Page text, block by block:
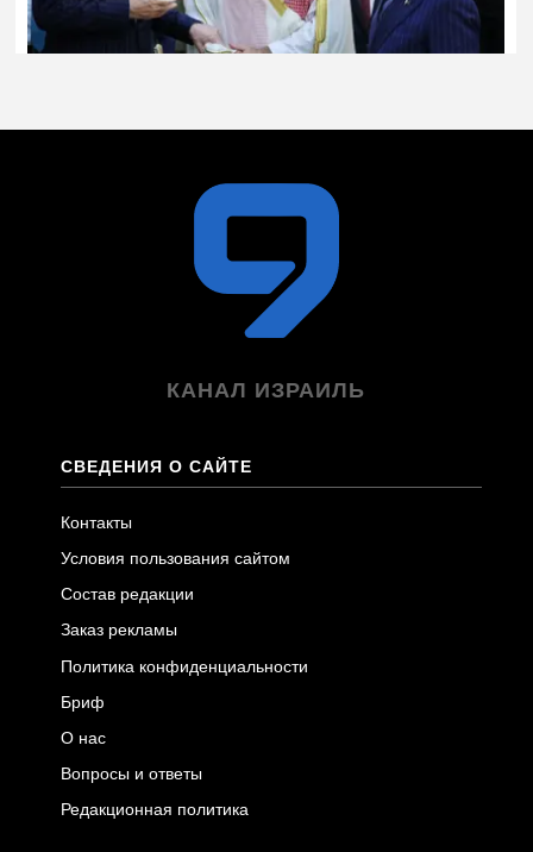
КАНАЛ ИЗРАИЛЬ
СВЕДЕНИЯ О САЙТЕ
Контакты
Условия пользования сайтом
Состав редакции
Заказ рекламы
Политика конфиденциальности
Бриф
О нас
Вопросы и ответы
Редакционная политика